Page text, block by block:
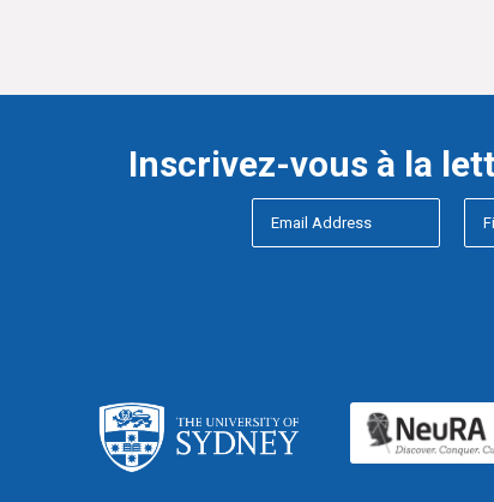
Inscrivez-vous à la